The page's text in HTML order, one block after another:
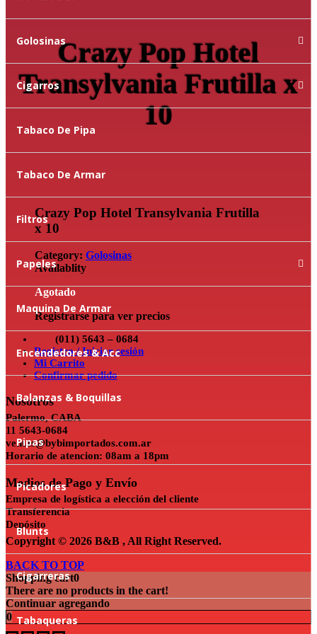
Golosinas
Cigarros
Tabaco De Pipa
Tabaco De Armar
Filtros
Papeles
Maquina De Armar
Encendedores & Acc
Balanzas & Boquillas
Pipas
Picadores
Blunts
Cigarreras
Tabaqueras
Crazy Pop Hotel
Transylvania Frutilla x
10
Crazy Pop Hotel Transylvania Frutilla
x 10
Category: Golosinas
Availablity
Agotado
Registrarse para ver precios
(011) 5643 – 0684
Registro / Iniciar sesión
Mi Carrito
Confirmar pedido
Nosotros
Palermo, CABA
11 5643-0684
ventas@bybimportados.com.ar
Horario de atencion: 08am a 18pm
Medios de Pago y Envío
Empresa de logística a elección del cliente
Transferencia
Depósito
Copyright © 2026 B&B , All Right Reserved.
BACK TO TOP
Shopping cart0
There are no products in the cart!
Continuar agregando
0